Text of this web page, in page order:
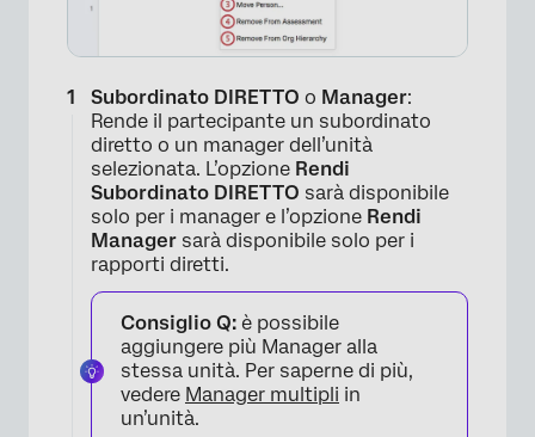
Subordinato DIRETTO o Manager:
Rende il partecipante un subordinato
diretto o un manager dell’unità
selezionata. L’opzione Rendi
Subordinato DIRETTO sarà disponibile
solo per i manager e l’opzione Rendi
Manager sarà disponibile solo per i
rapporti diretti.
Consiglio Q: è possibile
aggiungere più Manager alla
stessa unità. Per saperne di più,
vedere Manager multipli in
un’unità.